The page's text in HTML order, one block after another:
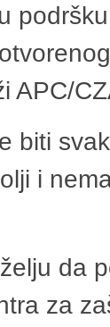
APC/
biti
i
da
za